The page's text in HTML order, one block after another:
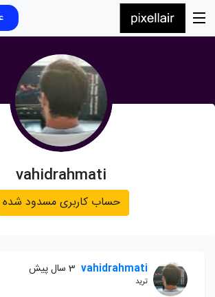
vahidrahmati
حساب کاربری مسدود شده
vahidrahmati 3 سال پیش
ترید